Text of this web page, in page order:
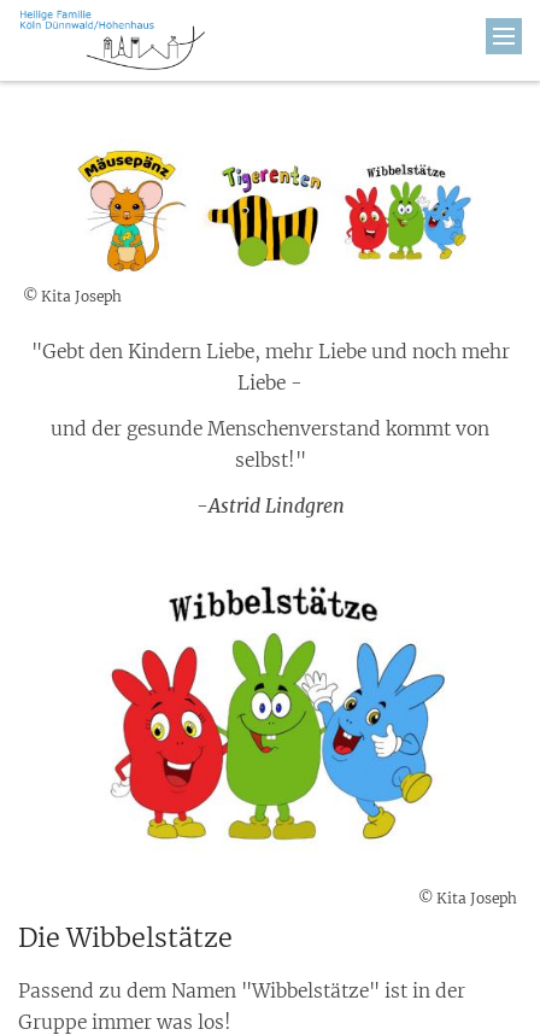
Zum Inhalt springen
© Kita Joseph
"Gebt den Kindern Liebe, mehr Liebe und noch mehr
Liebe -
und der gesunde Menschenverstand kommt von
selbst!"
-Astrid Lindgren
© Kita Joseph
Die Wibbelstätze
Passend zu dem Namen "Wibbelstätze" ist in der
Gruppe immer was los!